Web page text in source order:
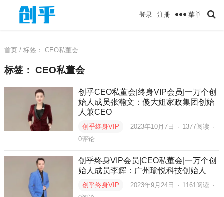
登录 注册 菜单
首页/ 标签： CEO私董会
标签： CEO私董会
创乎CEO私董会|终身VIP会员|一万个创
始人成员张瀚文：傻大姐家政集团创始
人兼CEO
创乎终身VIP 2023年10月7日 · 1377阅读 ·
0评论
创乎终身VIP会员|CEO私董会|一万个创
始人成员李辉：广‬州瑜悦科技创始人
创乎终身VIP 2023年9月24日 · 1161 阅读 ·